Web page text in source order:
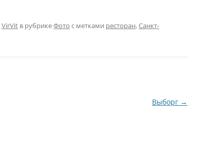
VirVit в рубрикеФото с метками ресторан,Санкт-
Выборг →